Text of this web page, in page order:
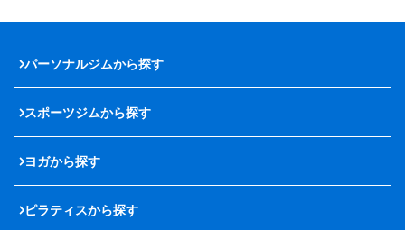
パーソナルジムから探す
スポーツジムから探す
ヨガから探す
ピラティスから探す